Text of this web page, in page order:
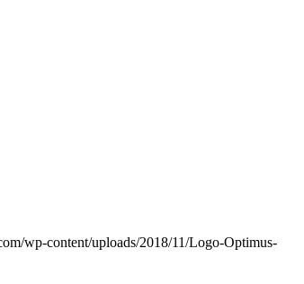
wp-content/uploads/2018/11/Logo-Optimus-